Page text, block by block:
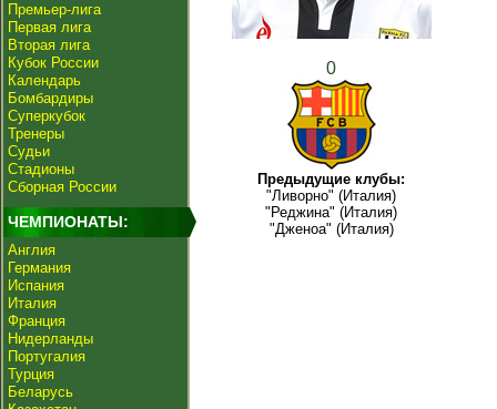
Премьер-лига
Первая лига
Вторая лига
Кубок России
Календарь
Бомбардиры
Суперкубок
Тренеры
Судьи
Стадионы
Сборная России
ЧЕМПИОНАТЫ:
Англия
Германия
Испания
Италия
Франция
Нидерланды
Португалия
Турция
Беларусь
0
Предыдущие клубы:
"Ливорно" (Италия)
"Реджина" (Италия)
"Дженоа" (Италия)